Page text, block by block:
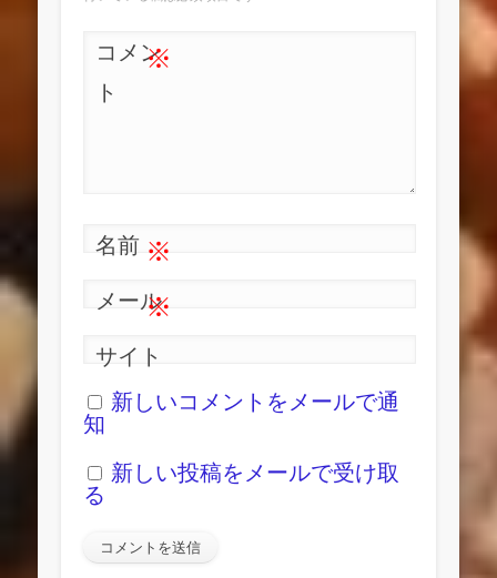
コメン
ト
※
名前 ※
メール
※
サイト
新しいコメントをメールで通
知
新しい投稿をメールで受け取
る